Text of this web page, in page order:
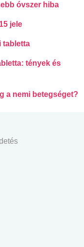
óvszer hiba
jele
tabletta
tények és
a nemi betegséget?